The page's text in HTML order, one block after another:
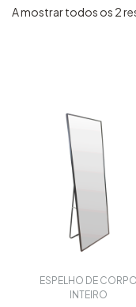
A mostrar todos os 2
ESPELHO DE CORPO
INTEIRO